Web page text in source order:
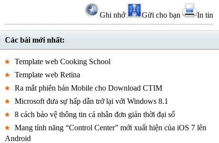
Ghi nhớ Gửi cho bạn In tin
Các bài mới nhất:
Template web Cooking School
Template web Retina
Ra mắt phiên bản Mobile cho Download CTIM
Microsoft đưa sự hấp dẫn trở lại với Windows 8.1
8 cách bảo vệ thông tin cá nhân đơn giản thời đại số
Mang tính năng “Control Center” mới xuất hiện của iOS 7 lên
Android